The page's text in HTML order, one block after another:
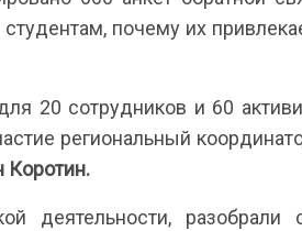
почему их
20 сотрудников и 60
региональный
Коротин.
деятельности, разобрали